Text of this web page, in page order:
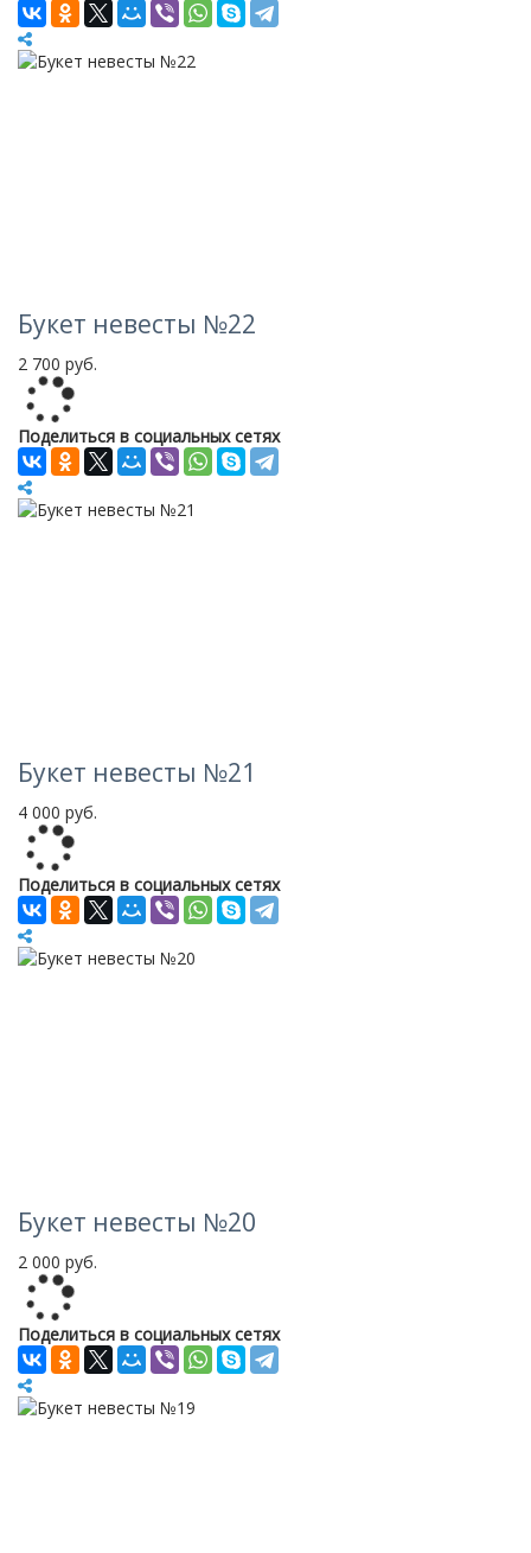
Букет невесты №22
2 700 руб.
Поделиться в социальных сетях
Букет невесты №21
4 000 руб.
Поделиться в социальных сетях
Букет невесты №20
2 000 руб.
Поделиться в социальных сетях